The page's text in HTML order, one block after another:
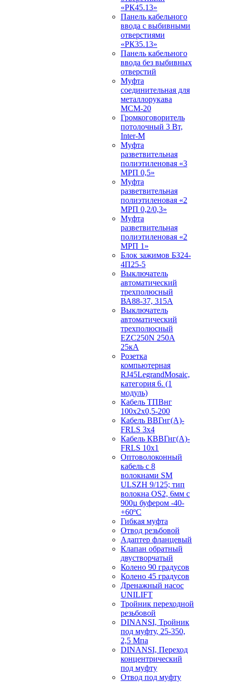
«РК45.13»
Панель кабельного
ввода с выбивными
отверстиями
«РК35.13»
Панель кабельного
ввода без выбивных
отверстий
Муфта
соединительная для
металлорукава
МСМ-20
Громкоговоритель
потолочный 3 Вт,
Inter-M
Муфта
разветвительная
полиэтиленовая «3
МРП 0,5»
Муфта
разветвительная
полиэтиленовая «2
МРП 0,2/0,3»
Муфта
разветвительная
полиэтиленовая «2
МРП 1»
Блок зажимов БЗ24-
4П25-5
Выключатель
автоматический
трехполюсный
ВА88-37, 315А
Выключатель
автоматический
трехполюсный
EZC250N 250А
25кА
Розетка
компьютерная
RJ45LegrandMosaic,
категория 6. (1
модуль)
Кабель ТПВнг
100х2х0,5-200
Кабель ВВГнг(А)-
FRLS 3х4
Кабель КВВГнг(А)-
FRLS 10х1
Оптоволоконный
кабель с 8
волокнами SM
ULSZH 9/125; тип
волокна OS2, 6мм с
900µ буфером -40-
+60ºC
Гибкая муфта
Отвод резьбовой
Адаптер фланцевый
Клапан обратный
двустворчатый
Колено 90 градусов
Колено 45 градусов
Дренажный насос
UNILIFT
Тройник переходной
резьбовой
DINANSI, Тройник
под муфту, 25-350,
2,5 Мпа
DINANSI, Переход
концентрический
под муфту
Отвод под муфту